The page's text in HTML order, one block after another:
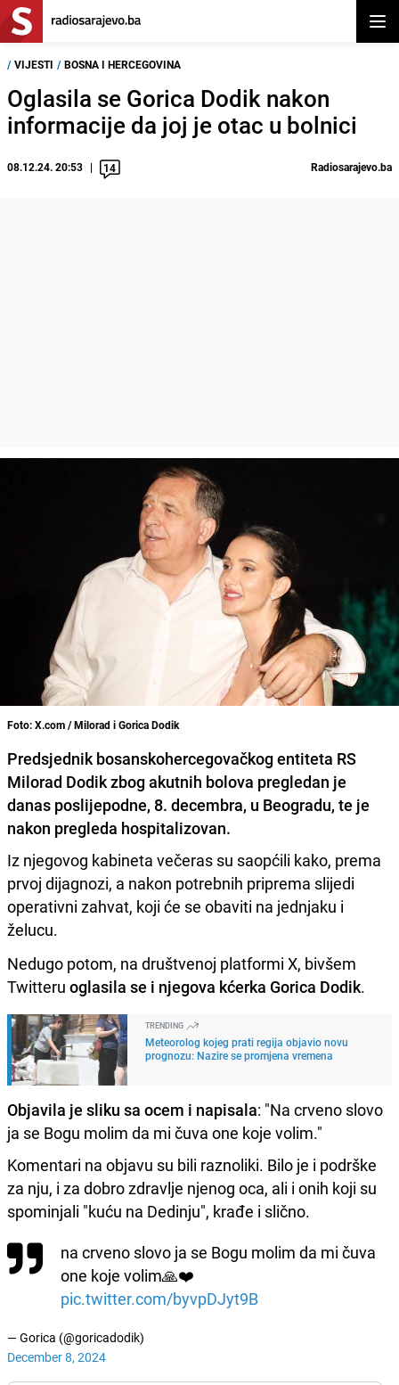
/ VIJESTI / BOSNA I HERCEGOVINA
Oglasila se Gorica Dodik nakon
informacije da joj je otac u bolnici
08.12.24. 20:53 14 Radiosarajevo.ba
Foto: X.com / Milorad i Gorica Dodik
Predsjednik bosanskohercegovačkog entiteta RS
Milorad Dodik zbog akutnih bolova pregledan je
danas poslijepodne, 8. decembra, u Beogradu, te je
nakon pregleda hospitalizovan.
Iz njegovog kabineta večeras su saopćili kako, prema
prvoj dijagnozi, a nakon potrebnih priprema slijedi
operativni zahvat, koji će se obaviti na jednjaku i
želucu.
Nedugo potom, na društvenoj platformi X, bivšem
Twitteru oglasila se i njegova kćerka Gorica Dodik.
TRENDING
Meteorolog kojeg prati regija objavio novu
prognozu: Nazire se promjena vremena
Objavila je sliku sa ocem i napisala: "Na crveno slovo
ja se Bogu molim da mi čuva one koje volim."
Komentari na objavu su bili raznoliki. Bilo je i podrške
za nju, i za dobro zdravlje njenog oca, ali i onih koji su
spominjali "kuću na Dedinju", krađe i slično.
na crveno slovo ja se Bogu molim da mi čuva
one koje volim🙏❤️
pic.twitter.com/byvpDJyt9B
— Gorica (@goricadodik)
December 8, 2024